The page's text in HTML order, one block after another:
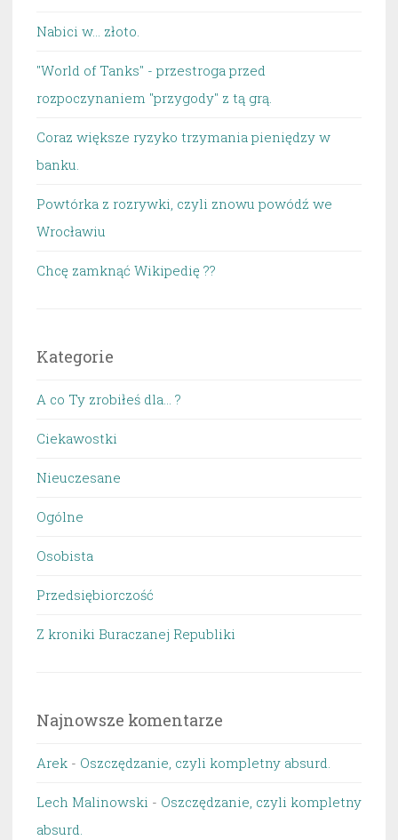
Nabici w... złoto.
"World of Tanks" - przestroga przed
rozpoczynaniem "przygody" z tą grą.
Coraz większe ryzyko trzymania pieniędzy w
banku.
Powtórka z rozrywki, czyli znowu powódź we
Wrocławiu
Chcę zamknąć Wikipedię ??
Kategorie
A co Ty zrobiłeś dla… ?
Ciekawostki
Nieuczesane
Ogólne
Osobista
Przedsiębiorczość
Z kroniki Buraczanej Republiki
Najnowsze komentarze
Arek - Oszczędzanie, czyli kompletny absurd.
Lech Malinowski - Oszczędzanie, czyli kompletny
absurd.